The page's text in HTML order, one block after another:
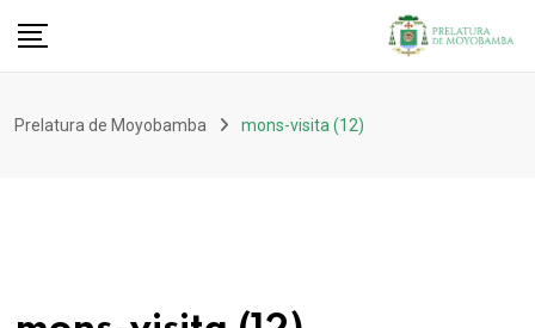
Prelatura de Moyobamba mons-visita (12)